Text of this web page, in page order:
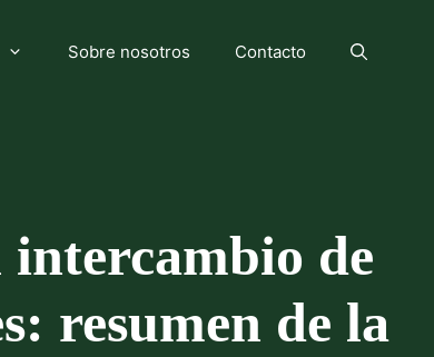
Sobre nosotros Contacto
de
resumen de la